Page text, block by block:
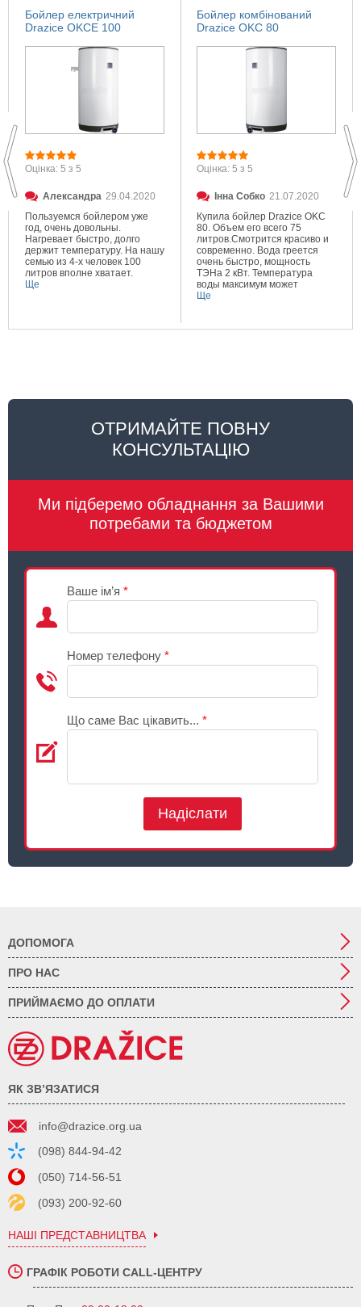
Бойлер електричний
Drazice OKCE 100
Оцінка: 5 з 5
Александра 29.04.2020
Пользуемся бойлером уже
год, очень довольны.
Нагревает быстро, долго
держит температуру. На нашу
семью из 4-х человек 100
литров вполне хватает.
Ще
Бойлер комбінований
Drazice OKC 80
Оцінка: 5 з 5
Інна Собко 21.07.2020
Купила бойлер Drazice OKC
80. Объем его всего 75
литров.Смотрится красиво и
современно. Вода греется
очень быстро, мощность
ТЭНа 2 кВт. Температура
воды максимум может
составлять 80 градусов.
Ще
ОТРИМАЙТЕ ПОВНУ
КОНСУЛЬТАЦІЮ
Ми підберемо обладнання за Вашими
потребами та бюджетом
Ваше ім’я *
Номер телефону *
Що саме Вас цікавить... *
Надіслати
ДОПОМОГА
ПРО НАС
ПРИЙМАЄМО ДО ОПЛАТИ
ЯК ЗВ’ЯЗАТИСЯ
info@drazice.org.ua
(098) 844-94-42
(050) 714-56-51
(093) 200-92-60
НАШІ ПРЕДСТАВНИЦТВА
ГРАФІК РОБОТИ CALL-ЦЕНТРУ